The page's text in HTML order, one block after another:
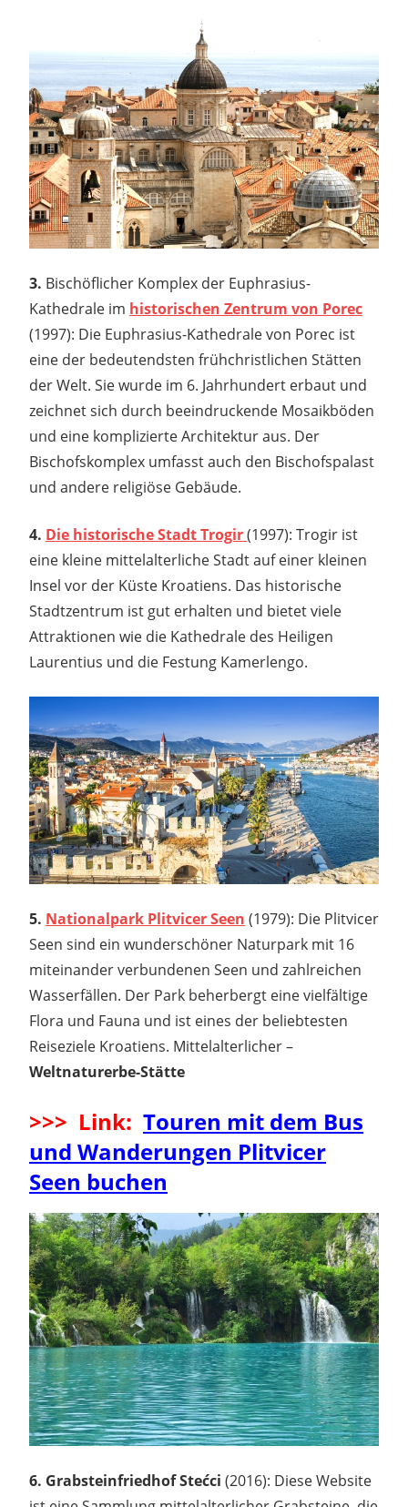
3. Bischöflicher Komplex der Euphrasius-
Kathedrale im historischen Zentrum von Porec
(1997): Die Euphrasius-Kathedrale von Porec ist
eine der bedeutendsten frühchristlichen Stätten
der Welt. Sie wurde im 6. Jahrhundert erbaut und
zeichnet sich durch beeindruckende Mosaikböden
und eine komplizierte Architektur aus. Der
Bischofskomplex umfasst auch den Bischofspalast
und andere religiöse Gebäude.
4. Die historische Stadt Trogir(1997): Trogir ist
eine kleine mittelalterliche Stadt auf einer kleinen
Insel vor der Küste Kroatiens. Das historische
Stadtzentrum ist gut erhalten und bietet viele
Attraktionen wie die Kathedrale des Heiligen
Laurentius und die Festung Kamerlengo.
5. Nationalpark Plitvicer Seen (1979): Die Plitvicer
Seen sind ein wunderschöner Naturpark mit 16
miteinander verbundenen Seen und zahlreichen
Wasserfällen. Der Park beherbergt eine vielfältige
Flora und Fauna und ist eines der beliebtesten
Reiseziele Kroatiens. Mittelalterlicher –
Weltnaturerbe-Stätte
>>> Link: Touren mit dem Bus
und Wanderungen Plitvicer
Seen buchen
6. Grabsteinfriedhof Stećci (2016): Diese Website